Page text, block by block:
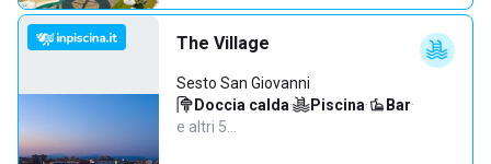
The Village
Sesto San Giovanni
Doccia calda· Piscina· Bar·
e altri 5…